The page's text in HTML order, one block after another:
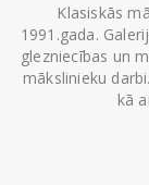
Klasiskās
1991.gada.
glezniecības un
mākslinieku
kā